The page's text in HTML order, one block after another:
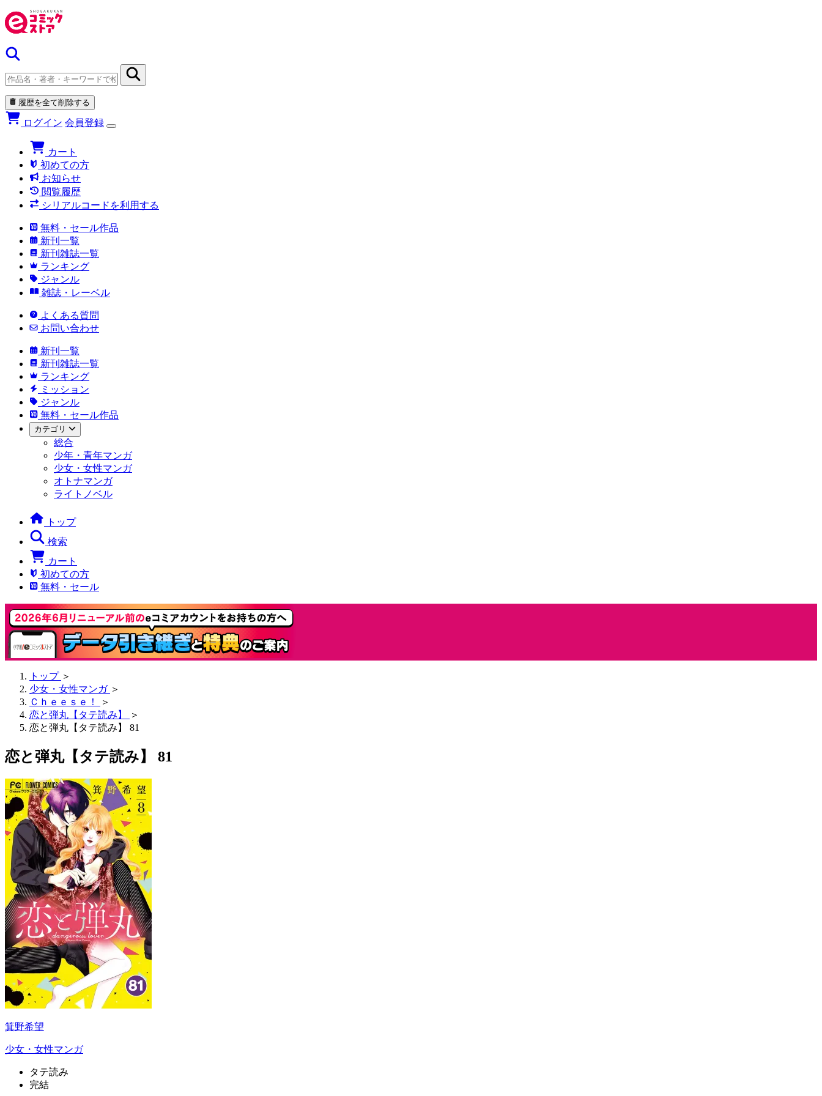
履歴を全て削除する
ログイン 会員登録
カート
初めての方
お知らせ
閲覧履歴
シリアルコードを利用する
無料・セール作品
新刊一覧
新刊雑誌一覧
ランキング
ジャンル
雑誌・レーベル
よくある質問
お問い合わせ
新刊一覧
新刊雑誌一覧
ランキング
ミッション
ジャンル
無料・セール作品
カテゴリ
総合
少年・青年マンガ
少女・女性マンガ
オトナマンガ
ライトノベル
トップ
検索
カート
初めての方
無料・セール
トップ ＞
少女・女性マンガ ＞
Ｃｈｅｅｓｅ！
＞
恋と弾丸【タテ読み】
＞
恋と弾丸【タテ読み】 81
恋と弾丸【タテ読み】 81
箕野希望
少女・女性マンガ
タテ読み
完結